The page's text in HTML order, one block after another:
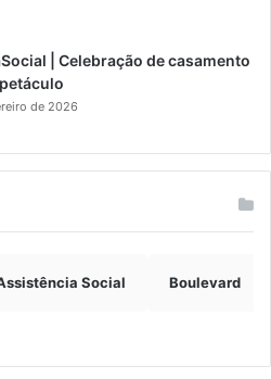
| Celebração de casamento
de 2026
Social Boulevard